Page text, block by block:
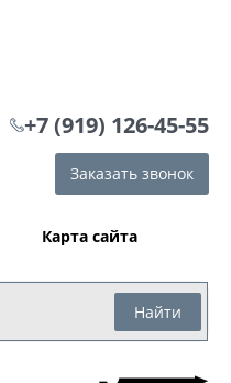
+7 (919) 126-45-55
Заказать звонок
Карта сайта
Найти